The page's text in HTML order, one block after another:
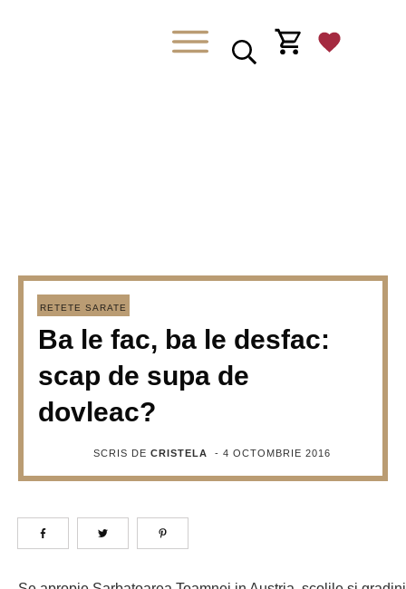
RETETE SARATE
Ba le fac, ba le desfac:
scap de supa de
dovleac?
SCRIS DECRISTELA -4 OCTOMBRIE 2016